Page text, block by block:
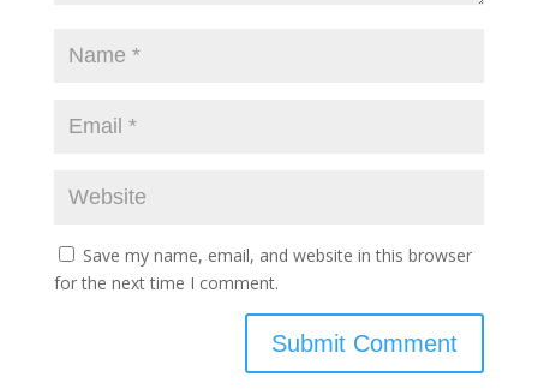
Save my name, email, and website in this browser
for the next time I comment.